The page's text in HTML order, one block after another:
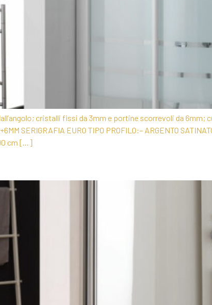
cristalli fissi da 3mm e portine scorrevoli da
SERIGRAFIA EURO TIPO PROFILO:– ARGENTO
cm […]